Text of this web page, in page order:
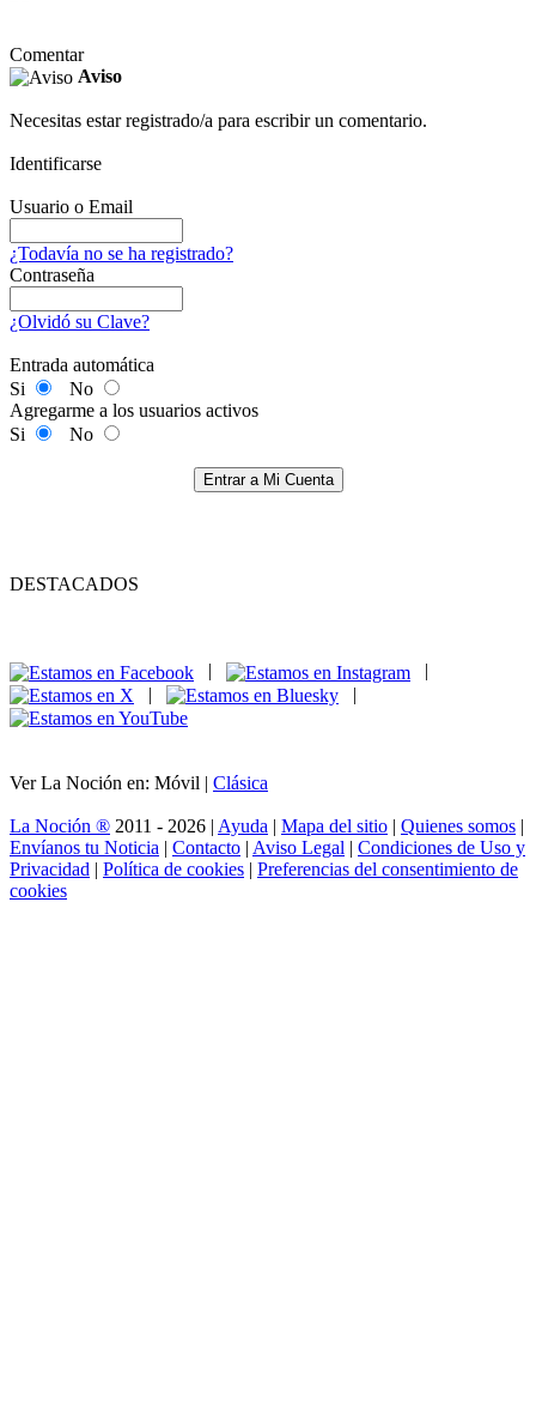
Comentar
Aviso
Necesitas estar registrado/a para escribir un comentario.
Identificarse
Usuario o Email
¿Todavía no se ha registrado?
Contraseña
¿Olvidó su Clave?
Entrada automática
Si
No
Agregarme a los usuarios activos
Si
No
Entrar a Mi Cuenta
DESTACADOS
|
|
Ver La Noción en: Móvil | Clásica
La Noción ® 2011 - 2026 | Ayuda | Mapa del sitio | Quienes somos |
Envíanos tu Noticia | Contacto | Aviso Legal | Condiciones de Uso y
Privacidad | Política de cookies | Preferencias del consentimiento de
cookies